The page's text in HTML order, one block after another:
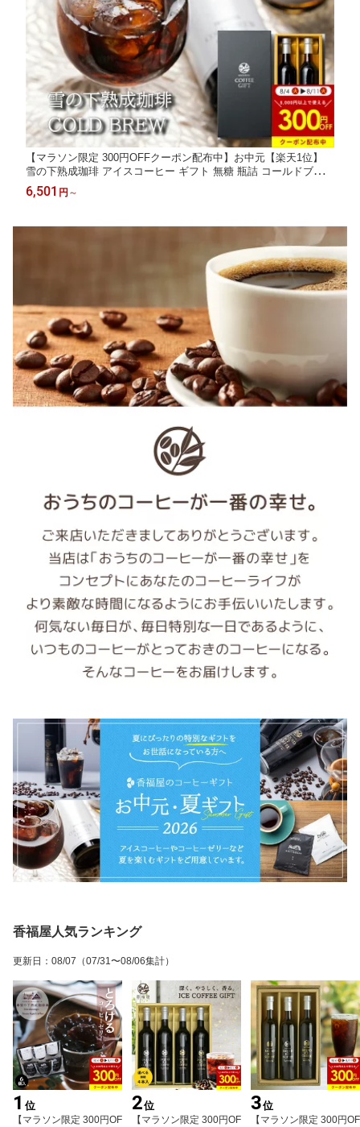
【マラソン限定 300円OFFクーポン配布中】お中元【楽天1位】
雪の下熟成珈琲 アイスコーヒー ギフト 無糖 瓶詰 コールドブリュ
ー 500ml 2本 リキッドコーヒー ストレート コーヒー贈り物 高級
無糖コーヒー 瓶 コーヒー詰め合わせ ストレート
6,501 円 ～
香福屋人気ランキング
更新日 ： 08/07 （07/31〜08/06集計）
1 位
【マラソン限定 300円OF
2位
【マラソン限定 300円OF
3位
【マラソン限定 300円OF